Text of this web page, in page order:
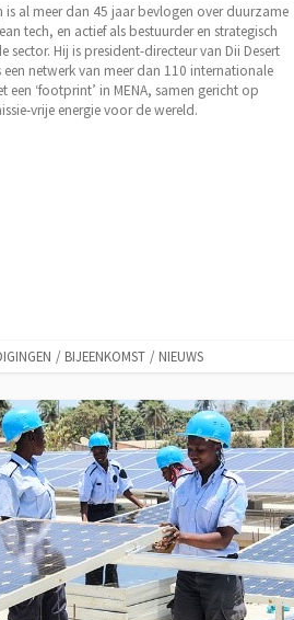
is al meer dan 45 jaar bevlogen over duurzame
tech, en actief als bestuurder en strategisch
sector. Hij is president-directeur van Dii Desert
een netwerk van meer dan 110 internationale
een ‘footprint’ in MENA, samen gericht op
vrije energie voor de wereld.
/ BIJEENKOMST / NIEUWS